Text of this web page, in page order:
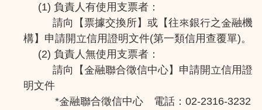
(1) 負責人有使用支票者：
請向【票據交換所】或【往來銀行之金融機
構】申請開立信用證明文件(第一類信用查覆單)。
(2) 負責人無使用支票者：
請向【金融聯合徵信中心】申請開立信用證
明文件
*金融聯合徵信中心 電話：02-2316-3232